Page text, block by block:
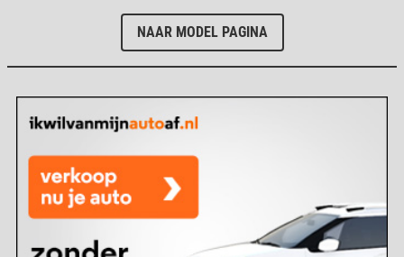
NAAR MODEL PAGINA